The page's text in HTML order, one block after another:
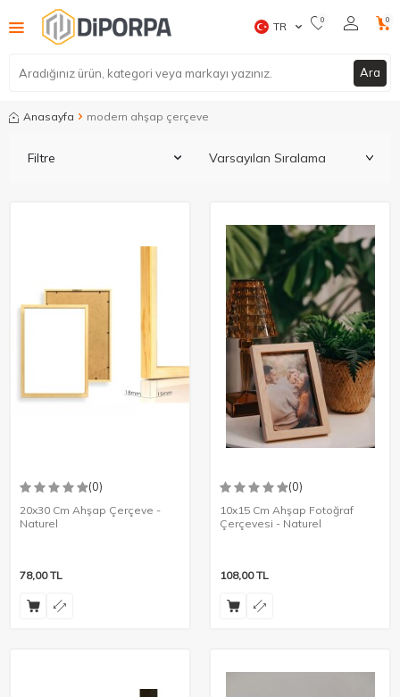
Ara
TR 0 0
Anasayfa modern ahşap çerçeve​
Filtre
(0)
20x30 Cm Ahşap Çerçeve -
Naturel
78,00TL
(0)
10x15 Cm Ahşap Fotoğraf
Çerçevesi - Naturel
108,00TL